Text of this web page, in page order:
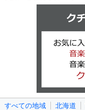
すべての地域 北海道